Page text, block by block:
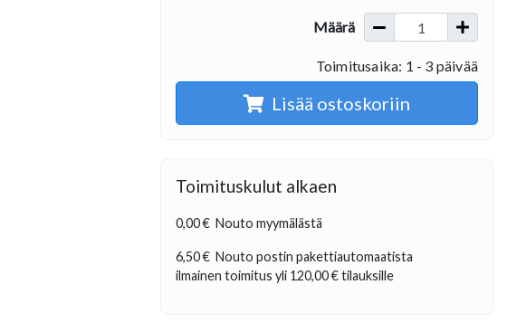
Määrä
Toimitusaika: 1 - 3 päivää
Lisää ostoskoriin
Toimituskulut alkaen
0,00 € Nouto myymälästä
6,50 € Nouto postin pakettiautomaatista
ilmainen toimitus yli 120,00 €tilauksille